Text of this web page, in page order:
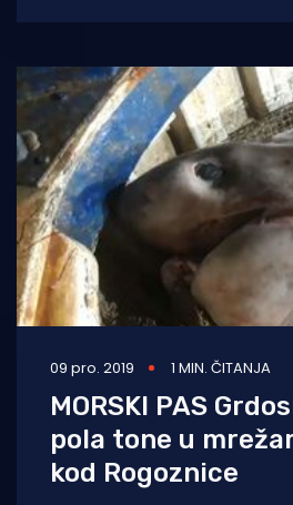
09 pro. 2019 1 MIN. ČITANJA
MORSKI PAS
pola tone u
kod Rogoznice